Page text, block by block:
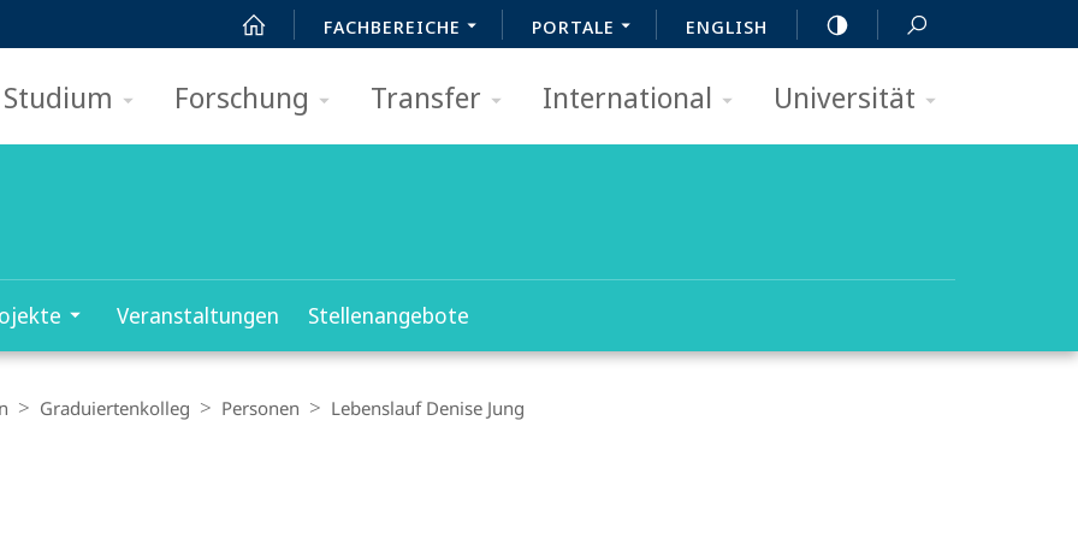
FACHBEREICHE PORTALE ENGLISH
Studium Forschung Transfer International Universität
Veranstaltungen Stellenangebote
Graduiertenkolleg Personen Lebenslauf Denise Jung